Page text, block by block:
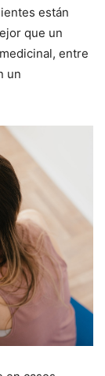
están
que un
entre
un